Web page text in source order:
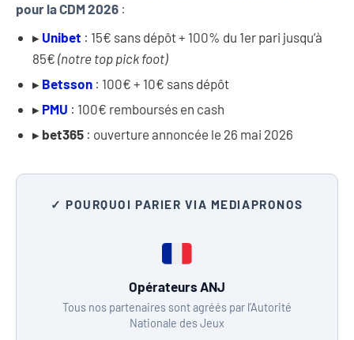
pour la CDM 2026 :
▸ Unibet : 15€ sans dépôt + 100% du 1er pari jusqu’à
85€ (notre top pick foot)
▸ Betsson: 100€ + 10€ sans dépôt
▸ PMU : 100€ remboursés en cash
▸ bet365: ouverture annoncée le 26 mai 2026
✓ POURQUOI PARIER VIA MEDIAPRONOS
Opérateurs ANJ
Tous nos partenaires sont agréés par l’Autorité
Nationale des Jeux